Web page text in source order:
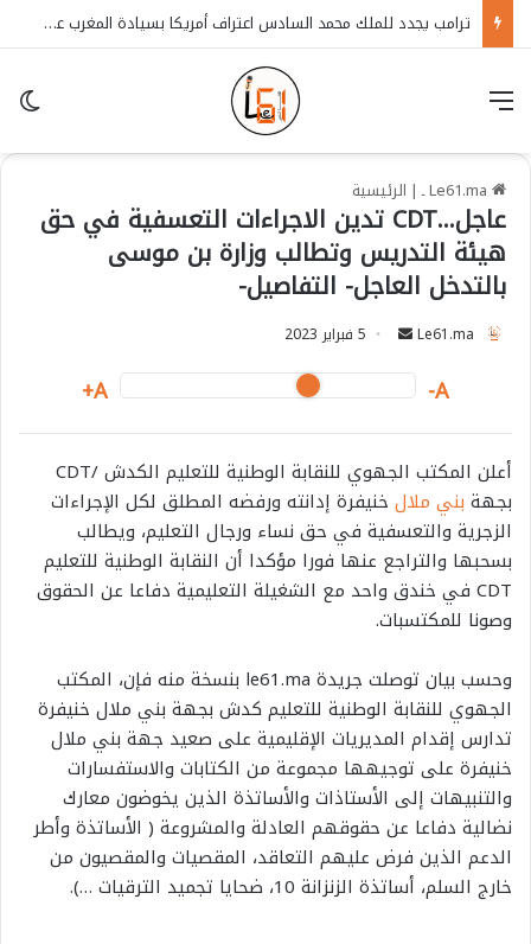
ترامب يجدد للملك محمد السادس اعتراف أمريكا بسيادة المغرب على الصحراء
| الرئيسية
عاجل…CDT تدين الاجراءات التعسفية في حق
هيئة التدريس وتطالب وزارة بن موسى
بالتدخل العاجل- التفاصيل-
Le61.ma
n
n
e
m
a
i
l
5 فبراير 2023
A-
A+
أعلن المكتب الجهوي للنقابة الوطنية للتعليم الكدش /CDT
بجهة بني ملال خنيفرة إدانته ورفضه المطلق لكل الإجراءات
الزجرية والتعسفية في حق نساء ورجال التعليم، ويطالب
بسحبها والتراجع عنها فورا مؤكدا أن النقابة الوطنية للتعليم
CDT في خندق واحد مع الشغيلة التعليمية دفاعا عن الحقوق
وصونا للمكتسبات.
وحسب بيان توصلت جريدة le61.ma بنسخة منه فإن، المكتب
الجهوي للنقابة الوطنية للتعليم كدش بجهة بني ملال خنيفرة
تدارس إقدام المديريات الإقليمية على صعيد جهة بني ملال
خنيفرة على توجيهها مجموعة من الكتابات والاستفسارات
والتنبيهات إلى الأستاذات والأساتذة الذين يخوضون معارك
نضالية دفاعا عن حقوقهم العادلة والمشروعة ( الأساتذة وأطر
الدعم الذين فرض عليهم التعاقد، المقصيات والمقصيون من
خارج السلم، أساتذة الزنزانة 10، ضحايا تجميد الترقيات …).